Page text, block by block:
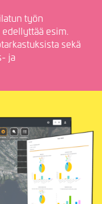
työn
esim.
sekä
ja